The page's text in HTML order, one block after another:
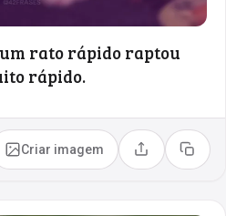
rato rápido raptou
rápido.
Criar imagem Compartilhar
Copiar